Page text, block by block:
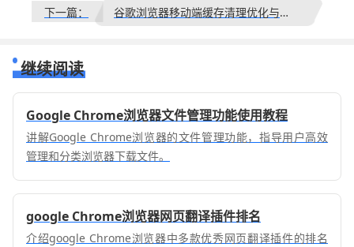
下一篇： 谷歌浏览器移动端缓存清理优化与性能提升技巧
继续阅读
Google Chrome浏览器文件管理功能使用教程
讲解Google Chrome浏览器的文件管理功能，指导用户高效
管理和分类浏览器下载文件。
google Chrome浏览器网页翻译插件排名
介绍google Chrome浏览器中多款优秀网页翻译插件的排名